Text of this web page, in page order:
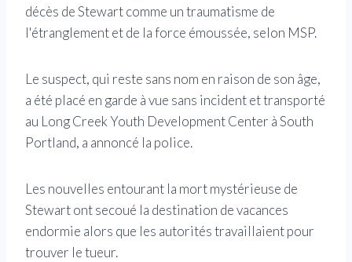
décès de Stewart comme un traumatisme de
l'étranglement et de la force émoussée, selon MSP.
Le suspect, qui reste sans nom en raison de son âge,
a été placé en garde à vue sans incident et transporté
au Long Creek Youth Development Center à South
Portland, a annoncé la police.
Les nouvelles entourant la mort mystérieuse de
Stewart ont secoué la destination de vacances
endormie alors que les autorités travaillaient pour
trouver le tueur.